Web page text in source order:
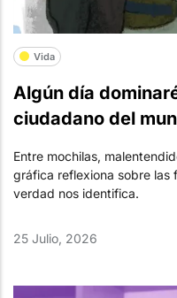
Vida
Algún día
ciudadano del
Entre mochilas,
gráfica reflexiona sobre las
verdad nos identifica.
25 Julio, 2026